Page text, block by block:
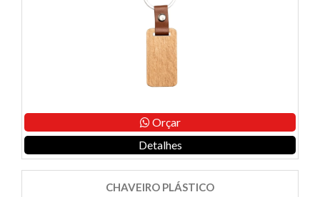
Orçar
Detalhes
CHAVEIRO PLÁSTICO